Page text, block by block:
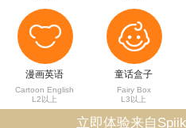

漫画英语
Cartoon English
L2以上

童话盒子
Fairy Box
L3以上
立即体验来自